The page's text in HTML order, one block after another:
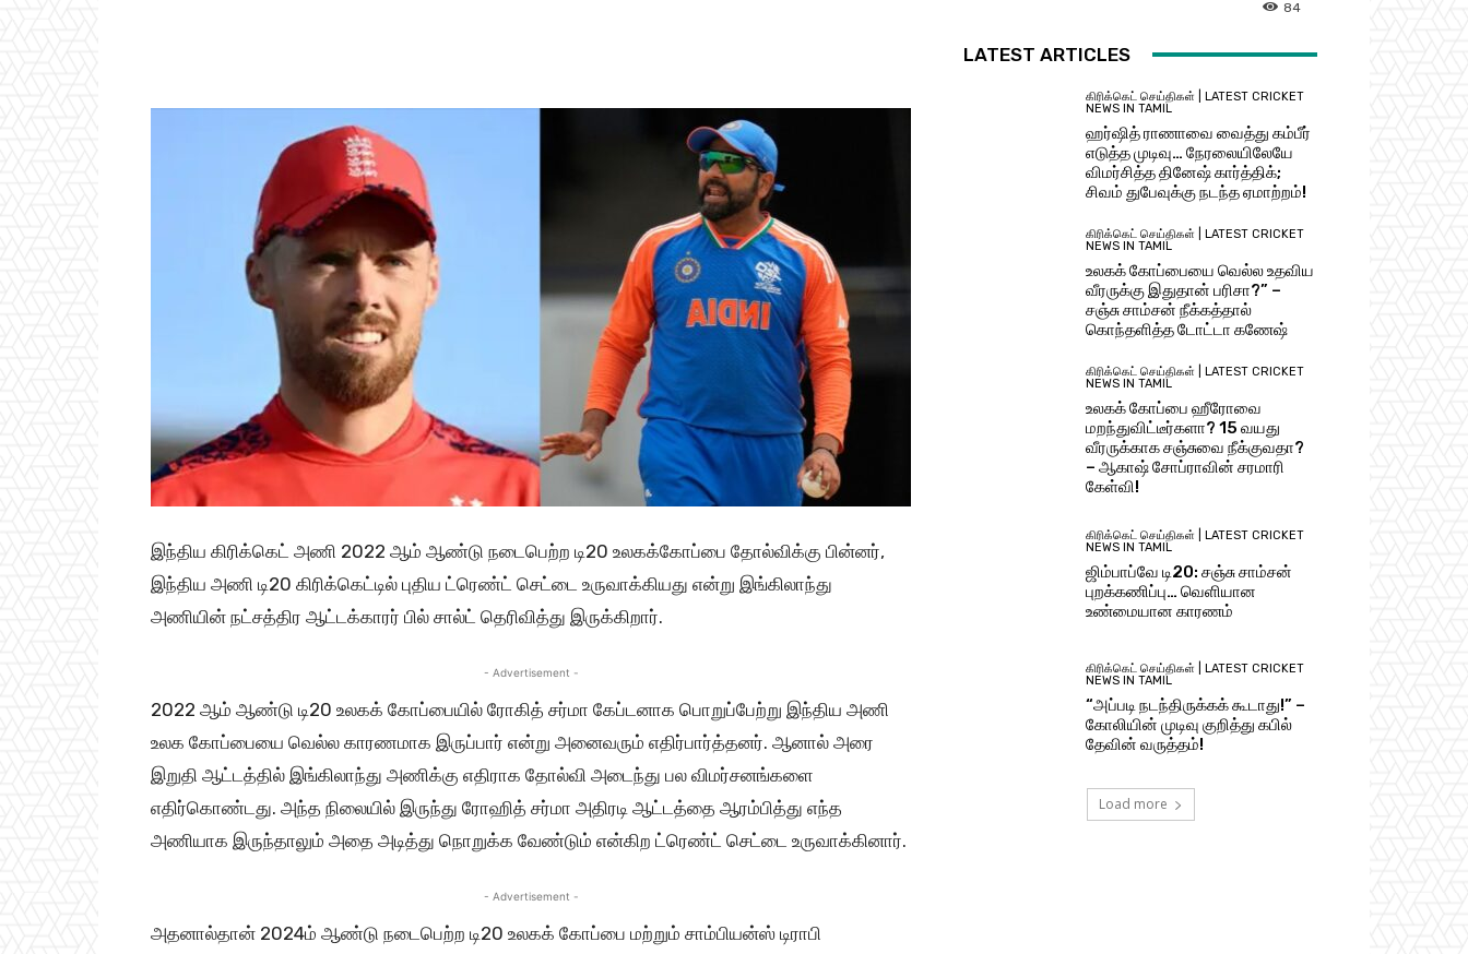
இந்திய கிரிக்கெட் அணி 2022 ஆம் ஆண்டு நடைபெற்ற டி20 உலகக்கோப்பை தோல்விக்கு பின்னர்,
இந்திய அணி டி20 கிரிக்கெட்டில் புதிய ட்ரெண்ட் செட்டை உருவாக்கியது என்று இங்கிலாந்து
அணியின் நட்சத்திர ஆட்டக்காரர் பில் சால்ட் தெரிவித்து இருக்கிறார்.
- Advertisement -
2022 ஆம் ஆண்டு டி20 உலகக் கோப்பையில் ரோகித் சர்மா கேப்டனாக பொறுப்பேற்று இந்திய அணி
உலக கோப்பையை வெல்ல காரணமாக இருப்பார் என்று அனைவரும் எதிர்பார்த்தனர். ஆனால் அரை
இறுதி ஆட்டத்தில் இங்கிலாந்து அணிக்கு எதிராக தோல்வி அடைந்து பல விமர்சனங்களை
எதிர்கொண்டது. அந்த நிலையில் இருந்து ரோஹித் சர்மா அதிரடி ஆட்டத்தை ஆரம்பித்து எந்த
அணியாக இருந்தாலும் அதை அடித்து நொறுக்க வேண்டும் என்கிற ட்ரெண்ட் செட்டை உருவாக்கினார்.
- Advertisement -
அதனால்தான் 2024ம் ஆண்டு நடைபெற்ற டி20 உலகக் கோப்பை மற்றும் சாம்பியன்ஸ் டிராபி
84
LATEST ARTICLES
கிரிக்கெட் செய்திகள் | LATEST CRICKET
NEWS IN TAMIL
ஹர்ஷித் ராணாவை வைத்து கம்பீர்
எடுத்த முடிவு… நேரலையிலேயே
விமர்சித்த தினேஷ் கார்த்திக்;
சிவம் துபேவுக்கு நடந்த ஏமாற்றம்!
கிரிக்கெட் செய்திகள் | LATEST CRICKET
NEWS IN TAMIL
உலகக் கோப்பையை வெல்ல உதவிய
வீரருக்கு இதுதான் பரிசா?” –
சஞ்சு சாம்சன் நீக்கத்தால்
கொந்தளித்த டோட்டா கணேஷ்
கிரிக்கெட் செய்திகள் | LATEST CRICKET
NEWS IN TAMIL
உலகக் கோப்பை ஹீரோவை
மறந்துவிட்டீர்களா? 15 வயது
வீரருக்காக சஞ்சுவை நீக்குவதா?
– ஆகாஷ் சோப்ராவின் சரமாரி
கேள்வி!
கிரிக்கெட் செய்திகள் | LATEST CRICKET
NEWS IN TAMIL
ஜிம்பாப்வே டி20: சஞ்சு சாம்சன்
புறக்கணிப்பு… வெளியான
உண்மையான காரணம்
கிரிக்கெட் செய்திகள் | LATEST CRICKET
NEWS IN TAMIL
“அப்படி நடந்திருக்கக் கூடாது!” –
கோலியின் முடிவு குறித்து கபில்
தேவின் வருத்தம்!
Load more